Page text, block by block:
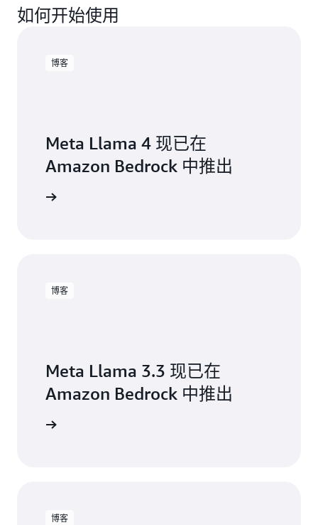
如何开始使用
博客
Meta Llama 4 现已在
Amazon Bedrock 中推出
博客
Meta Llama 3.3 现已在
Amazon Bedrock 中推出
博客